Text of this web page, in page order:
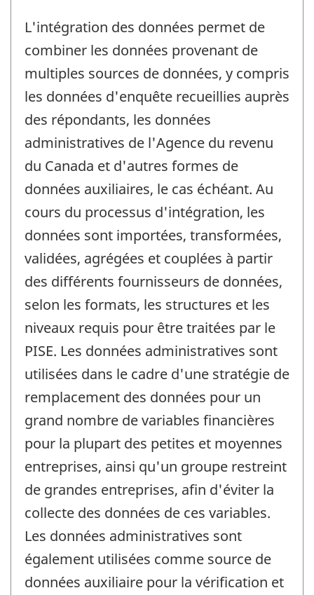
L'intégration des données permet de
combiner les données provenant de
multiples sources de données, y compris
les données d'enquête recueillies auprès
des répondants, les données
administratives de l'Agence du revenu
du Canada et d'autres formes de
données auxiliaires, le cas échéant. Au
cours du processus d'intégration, les
données sont importées, transformées,
validées, agrégées et couplées à partir
des différents fournisseurs de données,
selon les formats, les structures et les
niveaux requis pour être traitées par le
PISE. Les données administratives sont
utilisées dans le cadre d'une stratégie de
remplacement des données pour un
grand nombre de variables financières
pour la plupart des petites et moyennes
entreprises, ainsi qu'un groupe restreint
de grandes entreprises, afin d'éviter la
collecte des données de ces variables.
Les données administratives sont
également utilisées comme source de
données auxiliaire pour la vérification et